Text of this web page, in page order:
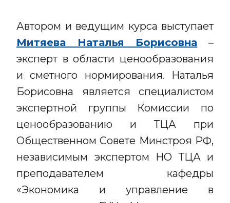
Автором и ведущим курса выступает
Митяева Наталья Борисовна –
эксперт в области ценообразования
и сметного нормирования. Наталья
Борисовна является специалистом
экспертной группы Комиссии по
ценообразованию и ТЦА при
Общественном Совете Минстроя РФ,
независимым экспертом НО ТЦА и
преподавателем кафедры
«Экономика и управление в